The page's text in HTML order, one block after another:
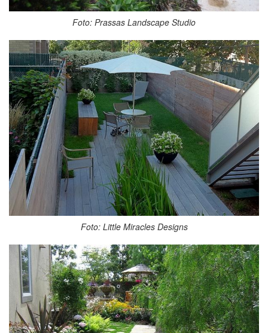
Foto: Prassas Landscape Studio
Foto: Little Miracles Designs